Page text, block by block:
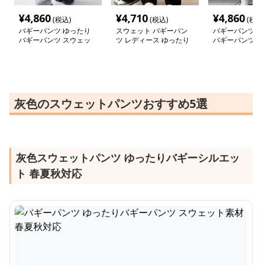
¥4,860(税込)
バギーパンツ ゆったり
バギーパンツ スウェッ
¥4,710(税込)
スウェット バギーパン
ツ レディース ゆったり
¥4,860(税
バギーパンツ
バギーパンツ
灰色のスウェットパンツおすすめ5選
灰色スウェットパンツ ゆったりバギーシルエッ
ト 春夏秋対応